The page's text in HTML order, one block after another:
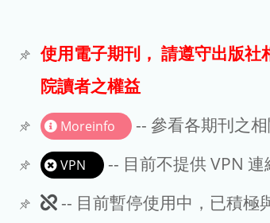
使用電子期刊， 請遵守出版
院讀者之權益
Moreinfo -- 參看各期刊之
VPN
-- 目前不提供 VPN 連
此
-- 目前暫停使用中，已積極